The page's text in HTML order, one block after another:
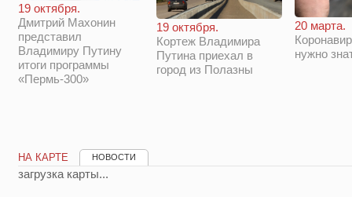
19 октября.
Дмитрий Махонин
представил
Владимиру Путину
итоги программы
«Пермь-300»
19 октября.
Кортеж Владимира
Путина приехал в
город из Полазны
20 марта.
нужно
НА КАРТЕ НОВОСТИ
загрузка карты...